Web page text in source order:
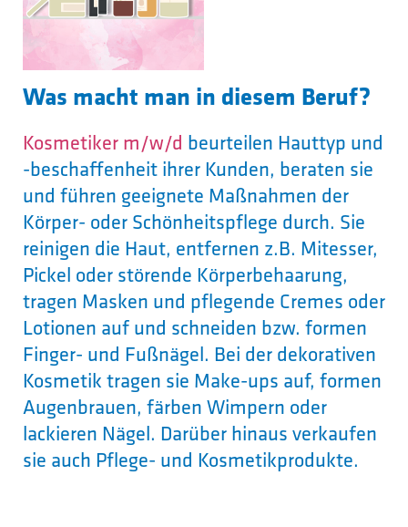
Was macht man in diesem Beruf?
Kosmetiker m/w/d beurteilen Hauttyp und
-beschaffenheit ihrer Kunden, beraten sie
und führen geeignete Maßnahmen der
Körper- oder Schönheitspflege durch. Sie
reinigen die Haut, entfernen z.B. Mitesser,
Pickel oder störende Körperbehaarung,
tragen Masken und pflegende Cremes oder
Lotionen auf und schneiden bzw. formen
Finger- und Fußnägel. Bei der dekorativen
Kosmetik tragen sie Make-ups auf, formen
Augenbrauen, färben Wimpern oder
lackieren Nägel. Darüber hinaus verkaufen
sie auch Pflege- und Kosmetikprodukte.